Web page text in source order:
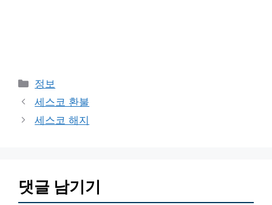
카
테
리
정보
세스코 환불
세스코 해지
댓글 남기기